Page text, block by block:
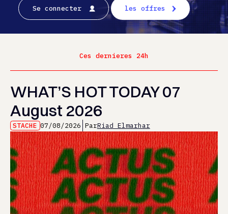
Se connecter les offres
Ces dernieres 24h
WHAT’S HOT TODAY 07
August 2026
STACHE 07/08/2026 ParRiad Elmarhar